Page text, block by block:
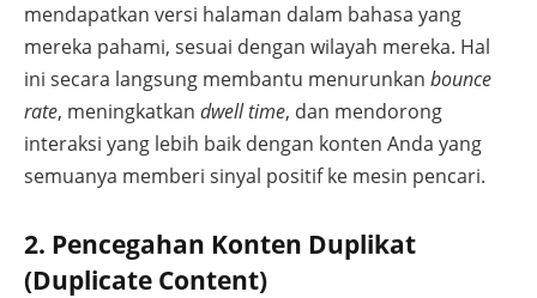
mendapatkan versi halaman dalam bahasa yang
mereka pahami, sesuai dengan wilayah mereka. Hal
ini secara langsung membantu menurunkan bounce
rate, meningkatkan dwell time, dan mendorong
interaksi yang lebih baik dengan konten Anda yang
semuanya memberi sinyal positif ke mesin pencari.
2. Pencegahan Konten Duplikat
(Duplicate Content)